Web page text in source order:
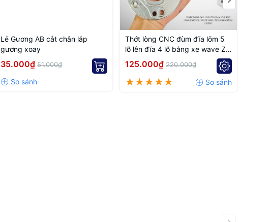
Lẻ Gương AB cắt chân lắp
gương xoay
35.000₫ 51.000₫
Thớt lòng CNC đùm đĩa lõm 5
lỗ lên đĩa 4 lỗ bằng xe wave Zx,
Wave nhỏ
125.000₫ 220.000₫